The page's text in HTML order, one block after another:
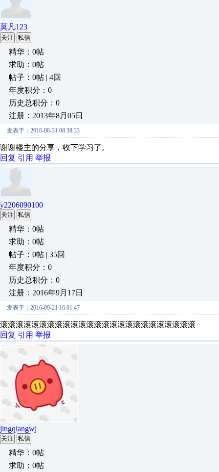
莫凡123
关注 私信
精华：0帖
求助：0帖
帖子：0帖 | 4回
年度积分：0
历史总积分：0
注册：2013年8月05日
发表于：2016-08-31 08:38:33
谢谢楼主的分享，收下学习了。
回复 引用 举报
y2206090100
关注 私信
精华：0帖
求助：0帖
帖子：0帖 | 35回
年度积分：0
历史总积分：0
注册：2016年9月17日
发表于：2016-09-21 16:01:47
滚滚滚滚滚滚滚滚滚滚滚滚滚滚滚滚滚滚滚滚滚滚滚滚滚
回复 引用 举报
jingqiangwj
关注 私信
精华：0帖
求助：0帖